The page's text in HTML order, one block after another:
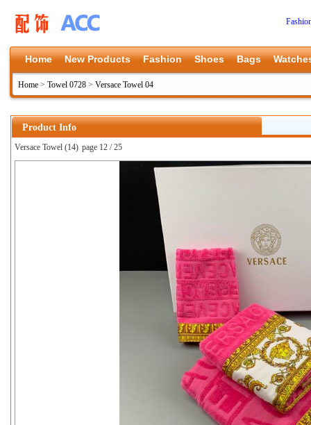
Home New Products Fashion Shoes Bags
Home > Towel 0728 > Versace Towel 04
Product Info
Versace Towel (14) page 12 / 25
上一张